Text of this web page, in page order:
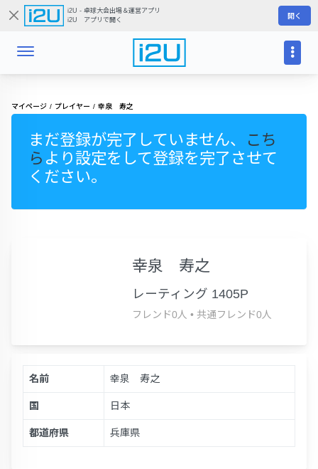
i2U - 卓球大会出場＆運営アプリ
i2U アプリで開く
開く
マイページ プレイヤー 幸泉 寿之
まだ登録が完了していません、
こち
ら より設定をして登録を完了させて
ください。
幸泉 寿之
レーティング 1405P
フレンド0人 • 共通フレンド0人
名前 幸泉 寿之
国 日本
都道府県 兵庫県